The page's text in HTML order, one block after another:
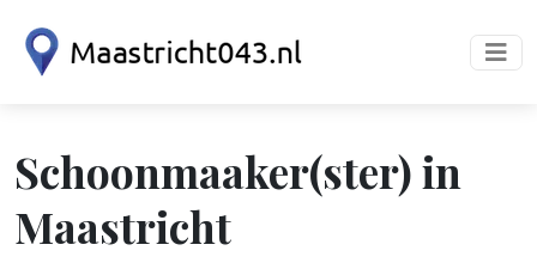
Schoonmaaker(ster) in
Maastricht